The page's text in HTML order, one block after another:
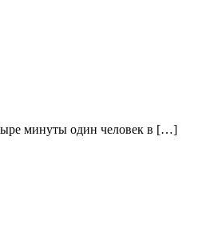
минуты один человек в […]